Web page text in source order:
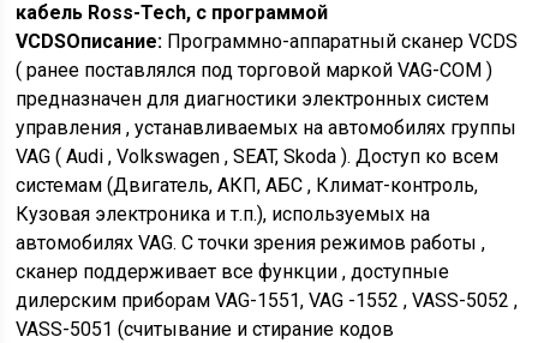
кабель Ross-Tech, с программой
VCDSОписание: Программно-аппаратный сканер VCDS
( ранее поставлялся под торговой маркой VAG-COM )
предназначен для диагностики электронных систем
управления , устанавливаемых на автомобилях группы
VAG ( Audi , Volkswagen , SEAT, Skoda ). Доступ ко всем
системам (Двигатель, АКП, АБС , Климат-контроль,
Кузовая электроника и т.п.), используемых на
автомобилях VAG. С точки зрения режимов работы ,
сканер поддерживает все функции , доступные
дилерским приборам VAG-1551, VAG -1552 , VASS-5052 ,
VASS-5051 (считывание и стирание кодов